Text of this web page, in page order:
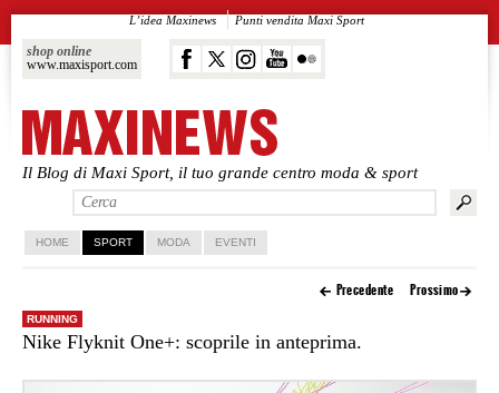
Il Blog di Maxi Sport, il tuo grande centro moda & sport
shop online
www.maxisport.com
L’idea Maxinews Punti vendita Maxi Sport
Vai al contenuto principale
Vai al contenuto secondario
HOME SPORT MODA EVENTI
Precedente Prossimo
RUNNING
Nike Flyknit One+: scoprile in anteprima.